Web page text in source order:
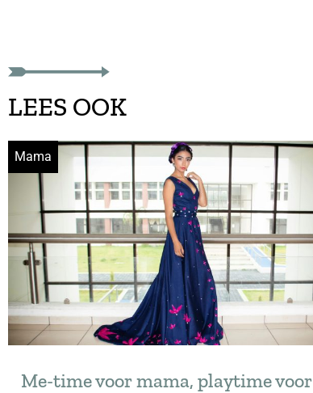
LEES OOK
Mama
Me-time voor mama, playtime voor